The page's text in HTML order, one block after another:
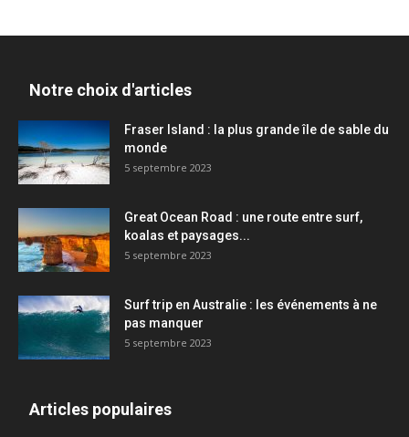
Notre choix d'articles
Fraser Island : la plus grande île de sable du
monde
5 septembre 2023
Great Ocean Road : une route entre surf,
koalas et paysages...
5 septembre 2023
Surf trip en Australie : les événements à ne
pas manquer
5 septembre 2023
Articles populaires